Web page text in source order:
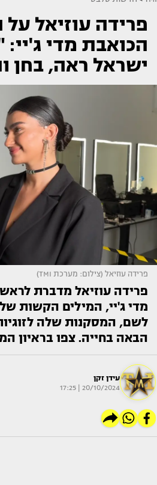
פרידה עוזיאל
הכואבת מדי ג'יי:
ישראל ראה, בחן
פרידה עוזיאל (צילום: מערכת TMI)
פרידה עוזיאל מדברת
מדי ג'יי, המילים הקשות
לשם, המסקנות שלה
הבאה בחייה. צפו בראיון
עידן זקן
20/10/2024 | 17:25